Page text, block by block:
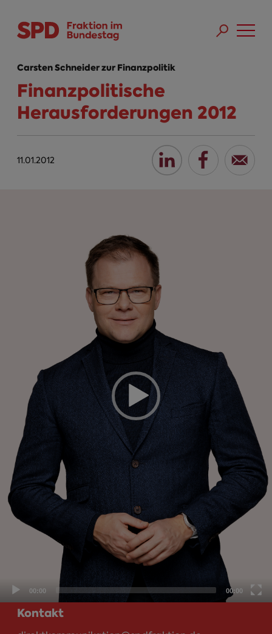
Carsten Schneider zur Finanzpolitik
Finanzpolitische
Herausforderungen 2012
11.01.2012
00:00 00:00
Vor welchen Herausforderungen stehen wir 2012 bei der
Finanzkrise? Was macht die Bundesregierung falsch? Der
haushaltspolitische Sprecher der SPD-Fraktion, Carsten
Schneider, erklärt, was nun zu tun ist.
SPD-Bundestagsfraktion
Platz der Republik 1
11011 Berlin
Kontakt